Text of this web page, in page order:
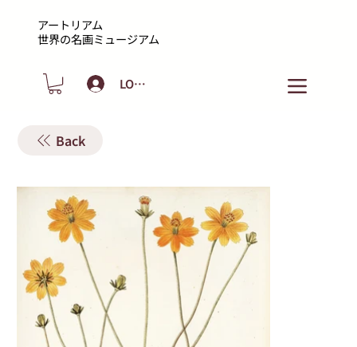
アートリアム
​世界の名画ミュージアム
LOGIN
Back